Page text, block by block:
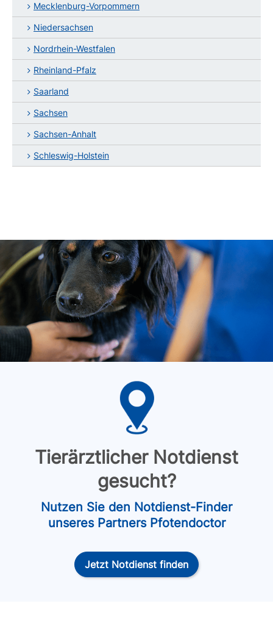
Mecklenburg-Vorpommern
Niedersachsen
Nordrhein-Westfalen
Rheinland-Pfalz
Saarland
Sachsen
Sachsen-Anhalt
Schleswig-Holstein
Tierärztlicher Notdienst
gesucht?
Nutzen Sie den Notdienst-Finder
unseres Partners Pfotendoctor
Jetzt Notdienst finden